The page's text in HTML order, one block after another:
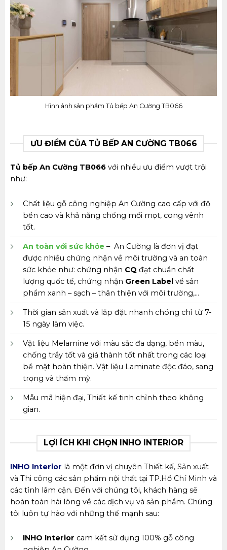
Hình ảnh sản phẩm Tủ bếp An Cường TB066
ƯU ĐIỂM CỦA TỦ BẾP AN CƯỜNG TB066
Tủ bếp An Cường TB066với nhiều ưu điểm vượt trội
như:
Chất liệu gỗ công nghiệp An Cường cao cấp với độ
bền cao và khả năng chống mối mọt, cong vênh
tốt.
An toàn với sức khỏe– An Cường là đơn vị đạt
được nhiều chứng nhận về môi trường và an toàn
sức khỏe như: chứng nhận CQ đạt chuẩn chất
lượng quốc tế, chứng nhận Green Labelvề sản
phẩm xanh – sạch – thân thiện với môi trường,…
Thời gian sản xuất và lắp đặt nhanh chóng chỉ từ 7-
15 ngày làm việc.
Vật liệu Melamine với màu sắc đa dạng, bền màu,
chống trầy tốt và giá thành tốt nhất trong các loại
bề mặt hoàn thiện. Vật liệu Laminate độc đáo, sang
trọng và thẩm mỹ.
Mẫu mã hiện đại, Thiết kế tinh chỉnh theo không
gian.
LỢI ÍCH KHI CHỌN INHO INTERIOR
INHO Interior là một đơn vị chuyên Thiết kế, Sản xuất
và Thi công các sản phẩm nội thất tại TP.Hồ Chí Minh và
các tỉnh lâm cận. Đến với chúng tôi, khách hàng sẽ
hoàn toàn hài lòng về các dịch vụ và sản phẩm. Chúng
tôi luôn tự hào với những thế mạnh sau:
INHO Interior cam kết sử dụng 100% gỗ công